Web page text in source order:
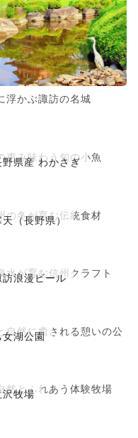
浮かぶ諏訪の名城
野県産 わかさぎ
恵み味わう旬の小魚
天（長野県）
の冬が育む伝統食材
訪浪漫ビール
水が育む信州クラフト
女湖公園
自然に癒される憩いの公
沢牧場
然とふれあう体験牧場